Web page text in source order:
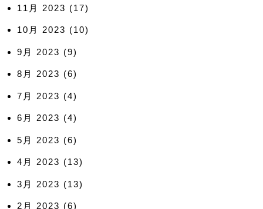
11月 2023 (17)
10月 2023 (10)
9月 2023 (9)
8月 2023 (6)
7月 2023 (4)
6月 2023 (4)
5月 2023 (6)
4月 2023 (13)
3月 2023 (13)
2月 2023 (6)